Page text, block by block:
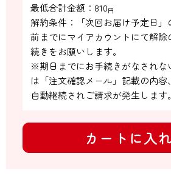
最低合計金額： 810円
解約条件：「次回お届け予定日」
前までにマイアカウントにて解除
続きをお願いします。
※期日までにお手続きがなされな
は「注文確認メール」記載の内
自動継続されご請求が発生します。
カートに入